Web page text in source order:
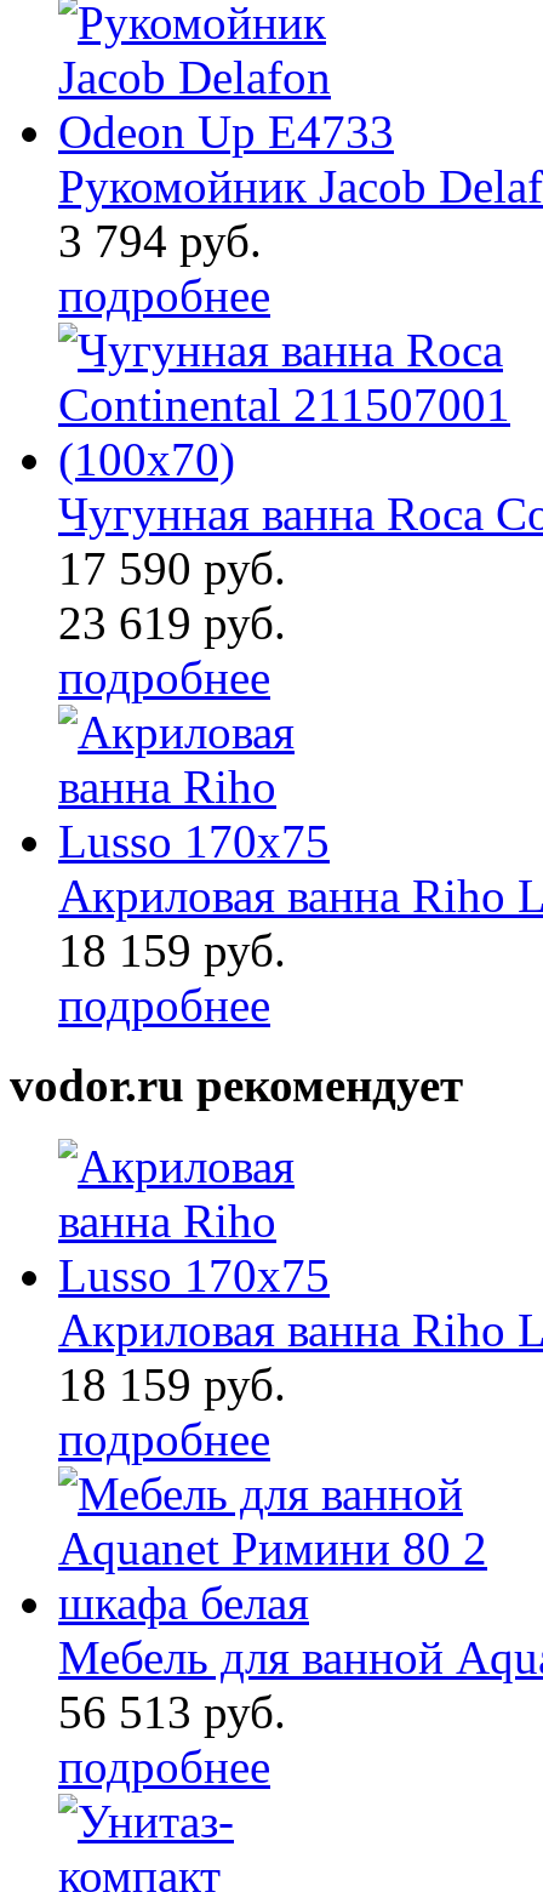
Рукомойник Jacob
3 794 руб.
подробнее
Чугунная ванна Roca
17 590 руб.
23 619 руб.
подробнее
Акриловая ванна Riho
18 159 руб.
подробнее
vodor.ru рекомендует
Акриловая ванна Riho
18 159 руб.
подробнее
Мебель для ванной
56 513 руб.
подробнее